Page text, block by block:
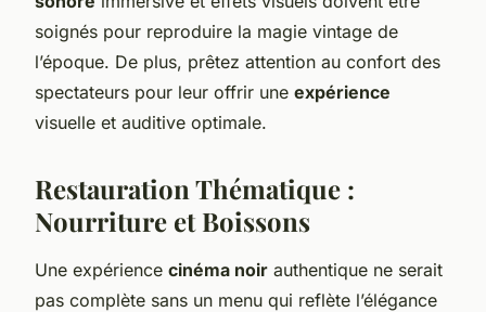
soignés pour reproduire la magie vintage de
l’époque. De plus, prêtez attention au confort des
spectateurs pour leur offrir une expérience
visuelle et auditive optimale.
Restauration Thématique :
Nourriture et Boissons
Une expérience cinéma noir authentique ne serait
pas complète sans un menu qui reflète l’élégance